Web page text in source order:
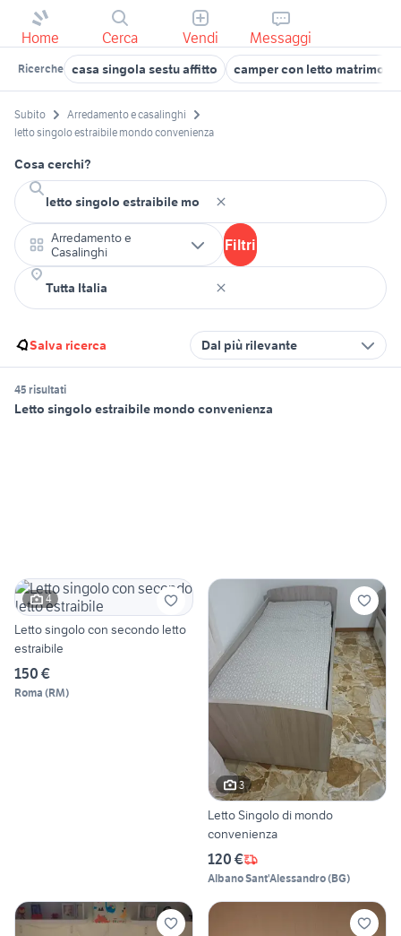
Home Cerca Vendi Messaggi
Ricerche casa singola sestu affitto camper con letto
Subito
Arredamento e casalinghi
letto singolo estraibile mondo convenienza
Cosa cerchi?
Arredamento e
Casalinghi
Filtri
Salva ricerca Dal più rilevante
45 risultati
Letto singolo estraibile mondo convenienza
4
Letto singolo con secondo letto
estraibile
150 €
Roma (RM)
3
Letto Singolo di mondo
convenienza
120 €
Albano Sant'Alessandro(BG)